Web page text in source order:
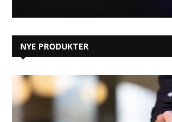
NYE PRODUKTER